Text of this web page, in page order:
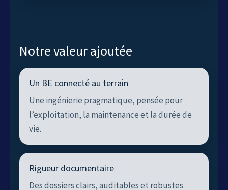
Notre valeur ajoutée
Un BE connecté au terrain
Une ingénierie pragmatique, pensée pour
l’exploitation, la maintenance et la durée de
vie.
Rigueur documentaire
Des dossiers clairs, auditables et robustes